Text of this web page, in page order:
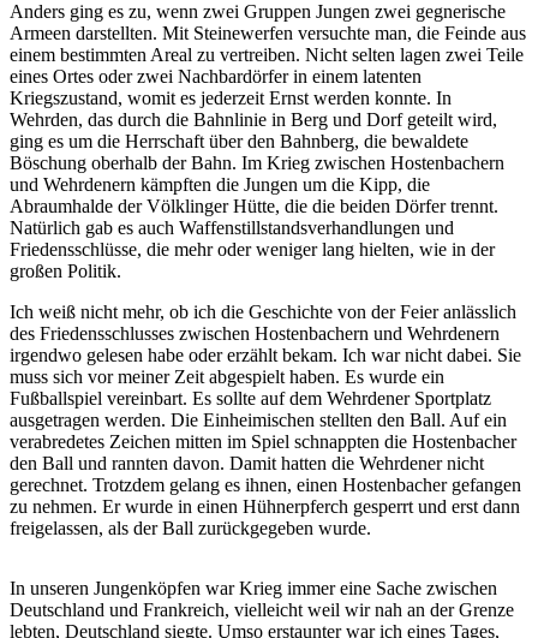
Anders ging es zu, wenn zwei Gruppen Jungen zwei gegnerische
Armeen darstellten. Mit Steinewerfen versuchte man, die Feinde aus
einem bestimmten Areal zu vertreiben. Nicht selten lagen zwei Teile
eines Ortes oder zwei Nachbardörfer in einem latenten
Kriegszustand, womit es jederzeit Ernst werden konnte. In
Wehrden, das durch die Bahnlinie in Berg und Dorf geteilt wird,
ging es um die Herrschaft über den Bahnberg, die bewaldete
Böschung oberhalb der Bahn. Im Krieg zwischen Hostenbachern
und Wehrdenern kämpften die Jungen um die Kipp, die
Abraumhalde der Völklinger Hütte, die die beiden Dörfer trennt.
Natürlich gab es auch Waffenstillstandsverhandlungen und
Friedensschlüsse, die mehr oder weniger lang hielten, wie in der
großen Politik.
Ich weiß nicht mehr, ob ich die Geschichte von der Feier anlässlich
des Friedensschlusses zwischen Hostenbachern und Wehrdenern
irgendwo gelesen habe oder erzählt bekam. Ich war nicht dabei. Sie
muss sich vor meiner Zeit abgespielt haben. Es wurde ein
Fußballspiel vereinbart. Es sollte auf dem Wehrdener Sportplatz
ausgetragen werden. Die Einheimischen stellten den Ball. Auf ein
verabredetes Zeichen mitten im Spiel schnappten die Hostenbacher
den Ball und rannten davon. Damit hatten die Wehrdener nicht
gerechnet. Trotzdem gelang es ihnen, einen Hostenbacher gefangen
zu nehmen. Er wurde in einen Hühnerpferch gesperrt und erst dann
freigelassen, als der Ball zurückgegeben wurde.
In unseren Jungenköpfen war Krieg immer eine Sache zwischen
Deutschland und Frankreich, vielleicht weil wir nah an der Grenze
lebten, Deutschland siegte. Umso erstaunter war ich eines Tages,